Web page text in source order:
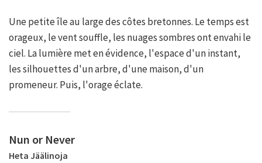
Une petite île au large des côtes bretonnes. Le temps est
orageux, le vent souffle, les nuages sombres ont envahi le
ciel. La lumière met en évidence, l'espace d'un instant,
les silhouettes d'un arbre, d'une maison, d'un
promeneur. Puis, l'orage éclate.
Nun or Never
Heta Jäälinoja